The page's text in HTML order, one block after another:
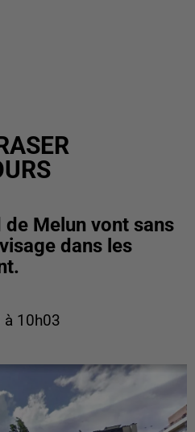
Melun vont sans
dans les
à 10h03